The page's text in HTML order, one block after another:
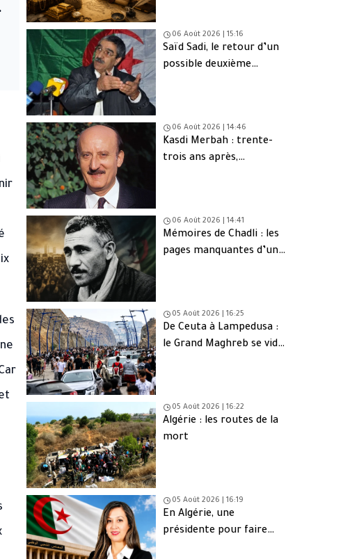
06 Août 2026 | 15:16
Saïd Sadi, le retour d’un
possible deuxième
06 Août 2026 | 14:46
Kasdi Merbah : trente-
trois ans après,
06 Août 2026 | 14:41
Mémoires de Chadli : les
pages manquantes d’une
05 Août 2026 | 16:25
De Ceuta à Lampedusa :
le Grand Maghreb se vide
05 Août 2026 | 16:22
Algérie : les routes de la
mort
05 Août 2026 | 16:19
En Algérie, une
présidente pour faire